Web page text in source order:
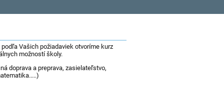
Vašich požiadaviek otvoríme kurz
možností školy.
doprava a preprava, zasielateľstvo,